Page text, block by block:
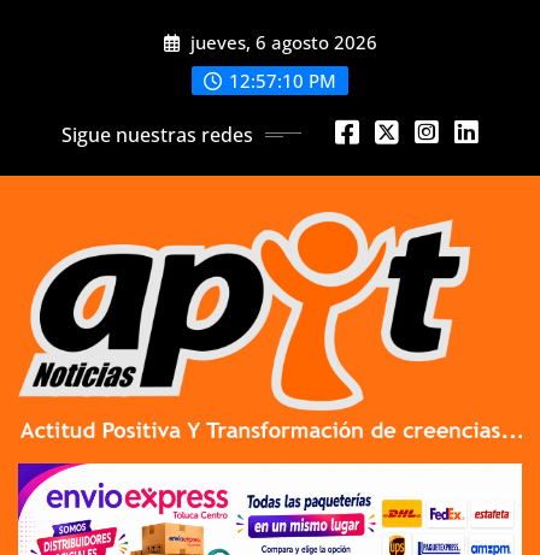
jueves, 6 agosto 2026
12:57:11 PM
Sigue nuestras redes